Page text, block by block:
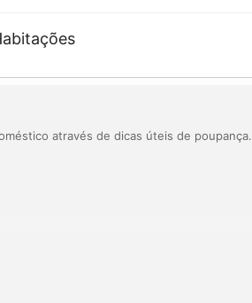
através de dicas úteis de poupança.